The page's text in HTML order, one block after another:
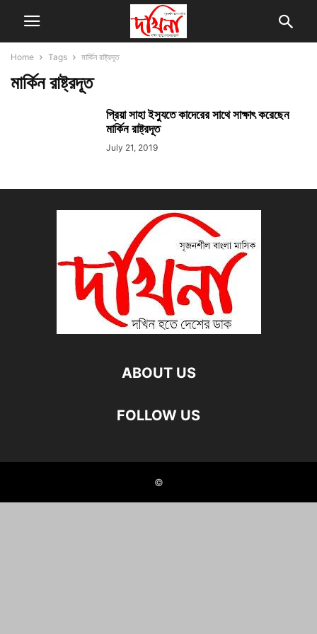
Home Tags মার্কিন রাষ্ট্রদূত
মার্কিন রাষ্ট্রদূত
প্রিয়া সাহা ইস্যুতে কাদেরের সাথে সাক্ষাৎ করেছেন
মার্কিন রাষ্ট্রদূত
July 21, 2019
ABOUT US
FOLLOW US
©